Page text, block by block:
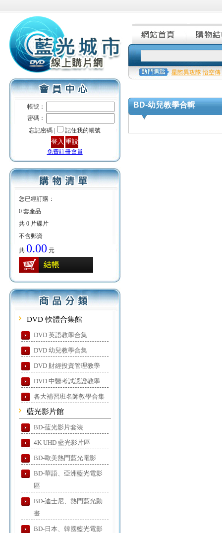
帳號：
密碼：
忘記密碼 |
記住我的帳號
免費註冊會員
您已經訂購：
0 套產品
共 0 片碟片
不含郵資
共 0.00 元
結帳
DVD 軟體合集館
DVD 英語教學合集
DVD 幼兒教學合集
DVD 財經投資管理教學
DVD 中醫考試認證教學
各大補習班名師教學合集
藍光影片館
BD-蓝光影片套装
4K UHD 藍光影片區
BD-歐美熱門藍光電影
BD-華語、亞洲藍光電影
區
BD-迪士尼、熱門藍光動
畫
BD-日本、韓國藍光電影
星際異攻隊 悟空傳
BD-幼兒教學合輯